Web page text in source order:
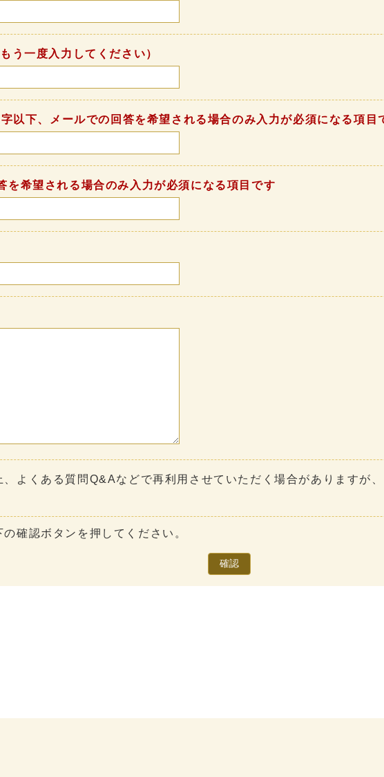
う一度入力してください）
以下、メールでの回答を希望される場合のみ入力が必須になる項目
を希望される場合のみ入力が必須になる項目です
よくある質問Q&Aなどで再利用させていただく場合がありますが
確認ボタンを押してください。
確認